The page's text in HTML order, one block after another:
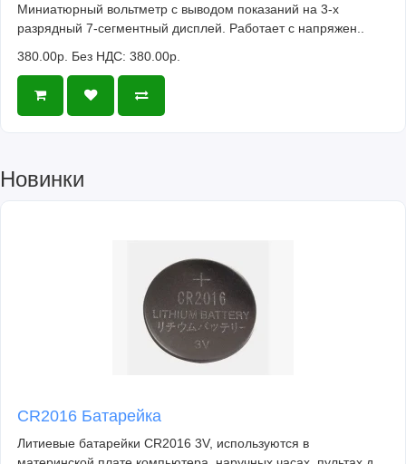
Миниатюрный вольтметр с выводом показаний на 3-х
разрядный 7-сегментный дисплей. Работает с напряжен..
380.00р. Без НДС: 380.00р.
Новинки
CR2016 Батарейка
Литиевые батарейки CR2016 3V, используются в